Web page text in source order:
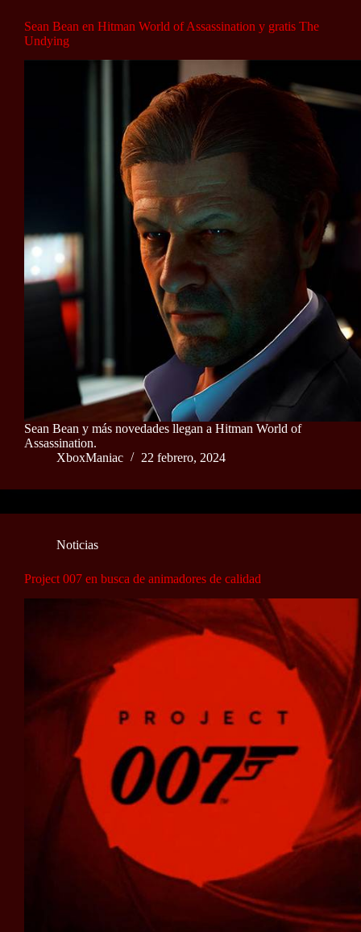
Sean Bean en Hitman World of Assassination y gratis The
Undying
Sean Bean y más novedades llegan a Hitman World of
Assassination.
XboxManiac
22 febrero, 2024
Noticias
Project 007 en busca de animadores de calidad